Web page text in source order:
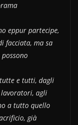
eppur partecipe,
facciata, ma sa
e tutti, dagli
agli
a tutto quello
già